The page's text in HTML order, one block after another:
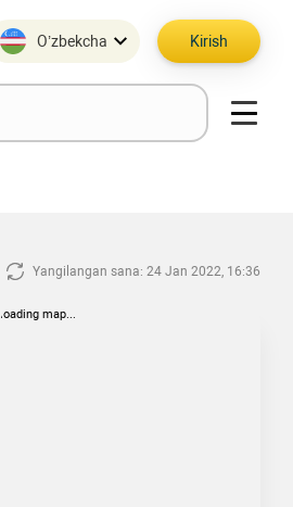
O’zbekcha Kirish
Yangilangan sana: 24 Jan 2022, 16:36
loading map...